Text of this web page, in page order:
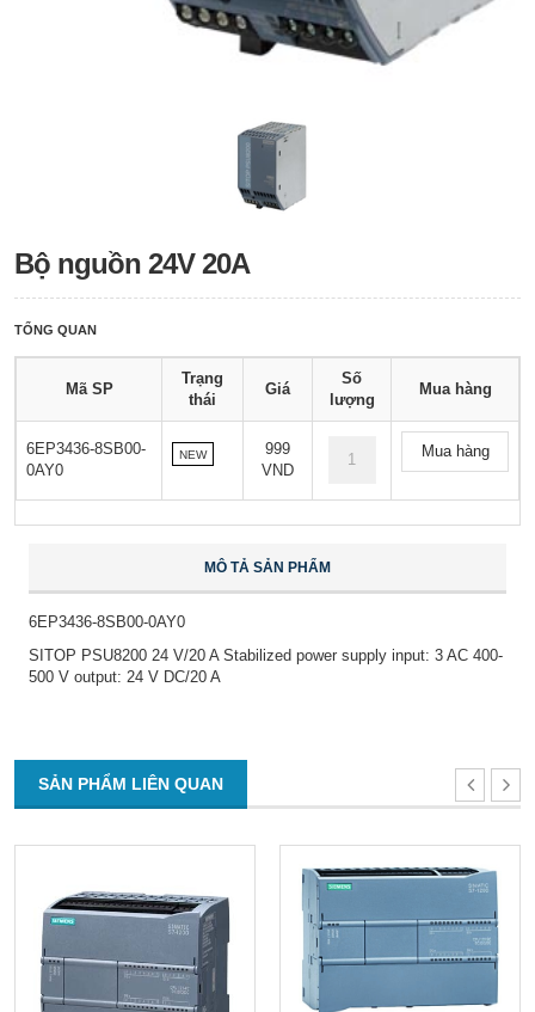
Bộ nguồn 24V 20A
TỔNG QUAN
Mã SP
Trạng
thái
Giá
Số
lượng
Mua hàng
6EP3436-8SB00-
0AY0
NEW
999
VND
Mua hàng
MÔ TẢ SẢN PHẨM
6EP3436-8SB00-0AY0
SITOP PSU8200 24 V/20 A Stabilized power supply input: 3 AC 400-
500 V output: 24 V DC/20 A
SẢN PHẨM LIÊN QUAN